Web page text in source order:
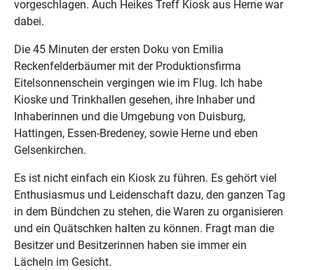
vorgeschlagen. Auch Heikes Treff Kiosk aus Herne war
dabei.
Die 45 Minuten der ersten Doku von Emilia
Reckenfelderbäumer mit der Produktionsfirma
Eitelsonnenschein vergingen wie im Flug. Ich habe
Kioske und Trinkhallen gesehen, ihre Inhaber und
Inhaberinnen und die Umgebung von Duisburg,
Hattingen, Essen-Bredeney, sowie Herne und eben
Gelsenkirchen.
Es ist nicht einfach ein Kiosk zu führen. Es gehört viel
Enthusiasmus und Leidenschaft dazu, den ganzen Tag
in dem Bündchen zu stehen, die Waren zu organisieren
und ein Quätschken halten zu können. Fragt man die
Besitzer und Besitzerinnen haben sie immer ein
Lächeln im Gesicht.